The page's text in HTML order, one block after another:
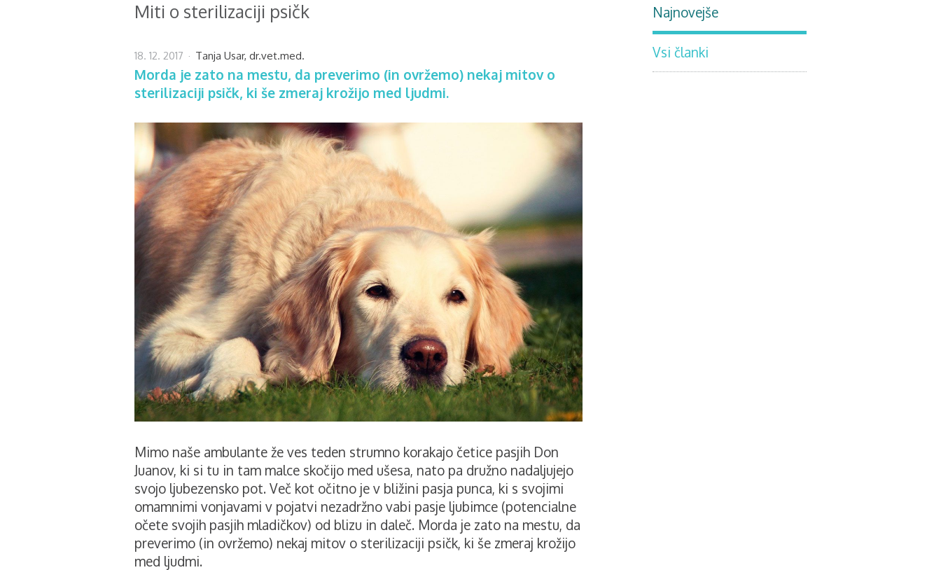
Miti o sterilizaciji psičk
18. 12. 2017 Tanja Usar, dr.vet.med.
Morda je zato na mestu, da preverimo (in ovržemo) nekaj mitov o
sterilizaciji psičk, ki še zmeraj krožijo med ljudmi.
Mimo naše ambulante že ves teden strumno korakajo četice pasjih Don
Juanov, ki si tu in tam malce skočijo med ušesa, nato pa družno nadaljujejo
svojo ljubezensko pot. Več kot očitno je v bližini pasja punca, ki s svojimi
omamnimi vonjavami v pojatvi nezadržno vabi pasje ljubimce (potencialne
očete svojih pasjih mladičkov) od blizu in daleč. Morda je zato na mestu, da
preverimo (in ovržemo) nekaj mitov o sterilizaciji psičk, ki še zmeraj krožijo
med ljudmi.
Najnovejše
Vsi članki